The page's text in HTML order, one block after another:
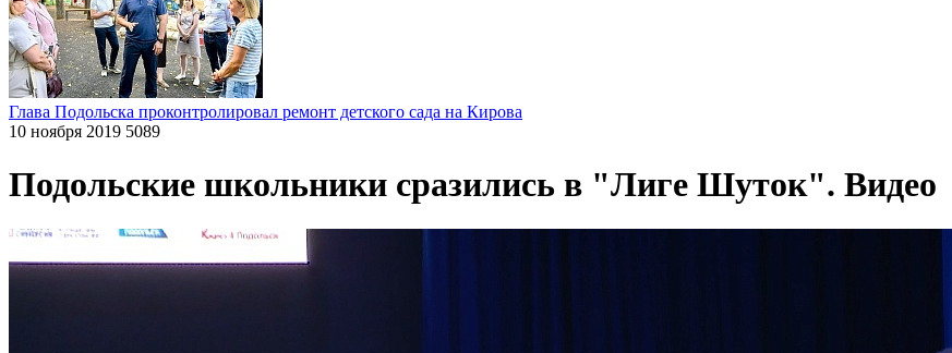
Глава Подольска проконтролировал ремонт детского сада на Кирова
10 ноября 2019 5089
Подольские школьники сразились в "Лиге Шуток". Видео